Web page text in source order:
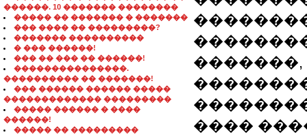
������. 10 ������� ��������
����� �� ������� � �������
��� ���� �� ���������?
������� ����������
� ��� ������!
��� �� ��� �� ������!
���������������.
���������� �� �������!
��� ������ ������ �����
������������� ���������
����� ������ � ����
������!
����� �� ���������
�������,
����